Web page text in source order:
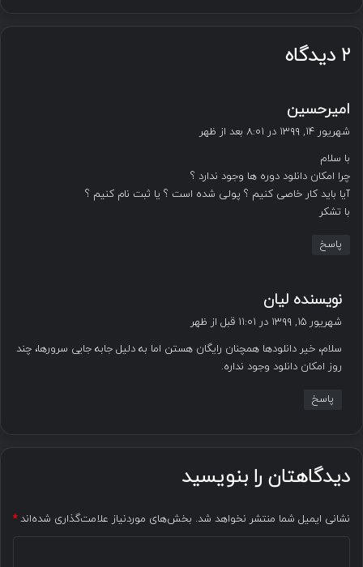
۲ دیدگاه
امیرحسین
ف
شهریور ۱۴, ۱۳۹۹ در ۸:۰۱ بعد از ظهر
با سلام
چرا امکان دانلود دوره ها وجود ندارد ؟
آیا باید کار خاصی کنیم ؟ پولی شده است ؟ یا ثبت نام کنیم ؟
با تشکر
پاسخ
نویسنده لیان
شهریور ۱۵, ۱۳۹۹ در ۱۱:۰۱ قبل از ظهر
سلام، خیر دانلودها همچنان رایگان هستن اما به دلیل جابه جایی سرورها، چند
روز امکان دانلود وجود نداره.
پاسخ
دیدگاهتان را بنویسید
نشانی ایمیل شما منتشر نخواهد شد. بخش‌های موردنیاز علامت‌گذاری شده‌اند*